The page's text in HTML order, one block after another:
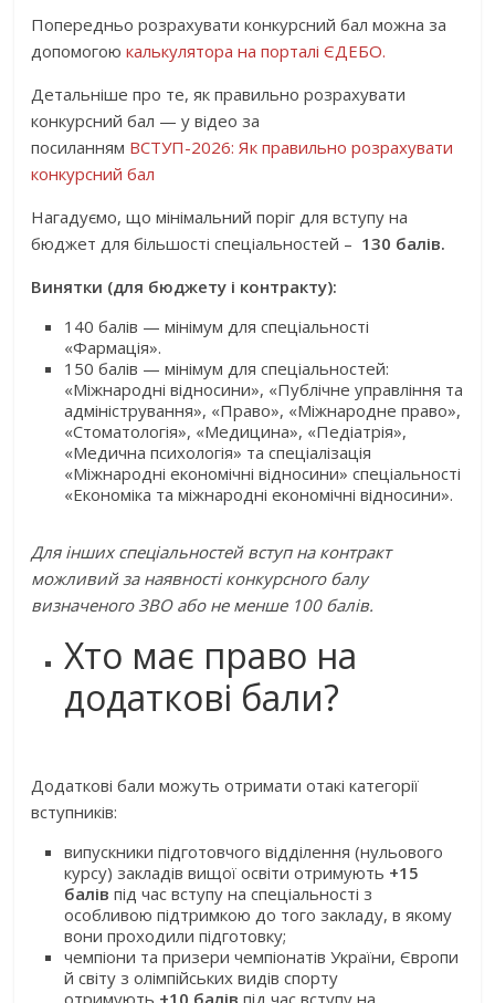
Попередньо розрахувати конкурсний бал можна за
допомогоюкалькулятора на порталі ЄДЕБО.
Детальніше про те, як правильно розрахувати
конкурсний бал — у відео за
посиланням ВСТУП-2026: Як правильно розрахувати
конкурсний бал
Нагадуємо, що мінімальний поріг для вступу на
бюджет для більшості спеціальностей – 130 балів.
Винятки (для бюджету і контракту):
140 балів — мінімум для спеціальності
«Фармація».
150 балів — мінімум для спеціальностей:
«Міжнародні відносини», «Публічне управління та
адміністрування», «Право», «Міжнародне право»,
«Стоматологія», «Медицина», «Педіатрія»,
«Медична психологія» та спеціалізація
«Міжнародні економічні відносини» спеціальності
«Економіка та міжнародні економічні відносини».
Для інших спеціальностей вступ на контракт
можливий за наявності конкурсного балу
визначеного ЗВО або не менше 100 балів.
Хто має право на
додаткові бали?
Додаткові бали можуть отримати отакі категорії
вступників:
випускники підготовчого відділення (нульового
курсу) закладів вищої освіти отримують +15
балів під час вступу на спеціальності з
особливою підтримкою до того закладу, в якому
вони проходили підготовку;
чемпіони та призери чемпіонатів України, Європи
й світу з олімпійських видів спорту
отримують +10 балів під час вступу на